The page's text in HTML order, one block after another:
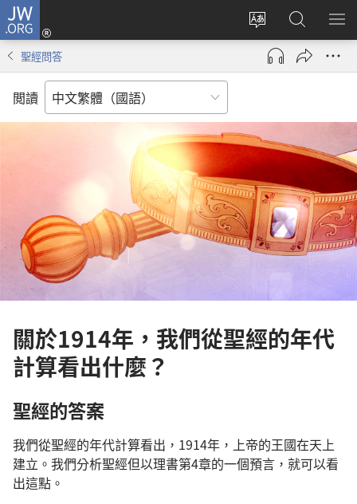
JW.ORG
更
改
網
言
登
入
（開
窗）
搜
尋
JW.ORG
顯
聖經問答
閲讀
關於1914年，我們從聖經的年代
計算看出什麼？
聖經的答案
我們從聖經的年代計算看出，1914年，上帝的王國在天上
建立。我們分析聖經但以理書第4章的一個預言，就可以看
出這點。